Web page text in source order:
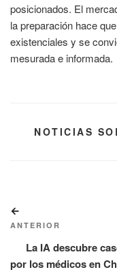
posicionados. El
la preparación hace
existenciales y se
mesurada e informada.
CATEGORÍAS
NOTICIAS
de
entradas
anterior:
ANTERIOR
La IA descubre
por los médicos en